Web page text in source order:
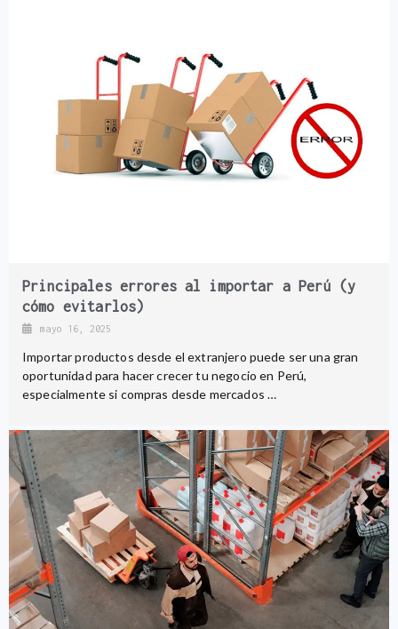
Principales errores al importar a Perú (y
cómo evitarlos)
mayo 16, 2025
Importar productos desde el extranjero puede ser una gran
oportunidad para hacer crecer tu negocio en Perú,
especialmente si compras desde mercados …